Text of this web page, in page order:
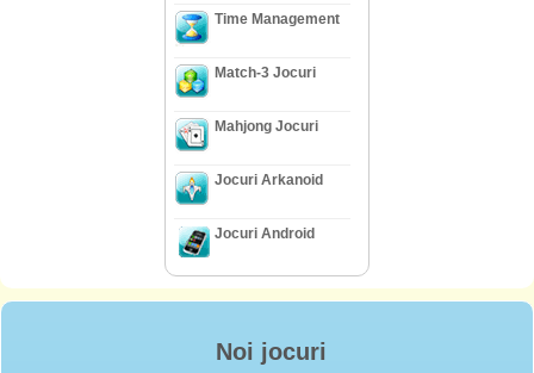
Time Management
Match-3 Jocuri
Mahjong Jocuri
Jocuri Arkanoid
Jocuri Android
Noi jocuri